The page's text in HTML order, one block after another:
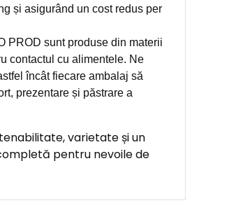
și asigurând un cost redus per
PROD sunt produse din materii
contactul cu alimentele. Ne
încât fiecare ambalaj să
prezentare și păstrare a
varietate și un
pentru nevoile de